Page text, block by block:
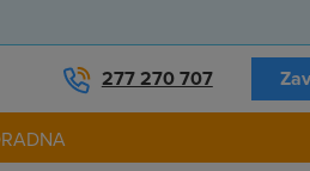
277 270 707